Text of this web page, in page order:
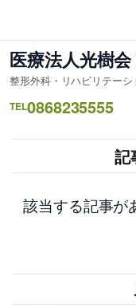
を
ス
キ
ッ
医療法人光樹
整形外科・リハビリテーシ
TEL0868235555
記
該当する記事が